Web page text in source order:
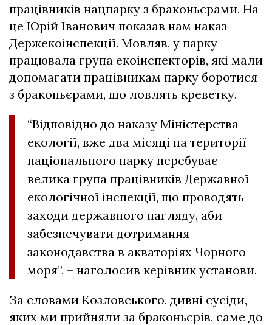
працівників нацпарку з браконьєрами. На
це Юрій Іванович показав нам наказ
Держекоінспекції. Мовляв, у парку
працювала група екоінспекторів, які мали
допомагати працівникам парку боротися
з браконьєрами, що ловлять креветку.
“Відповідно до наказу Міністерства
екології, вже два місяці на території
національного парку перебуває
велика група працівників Державної
екологічної інспекції, що проводять
заходи державного нагляду, аби
забезпечувати дотримання
законодавства в акваторіях Чорного
моря”, – наголосив керівник установи.
За словами Козловського, дивні сусіди,
яких ми прийняли за браконьєрів, саме до